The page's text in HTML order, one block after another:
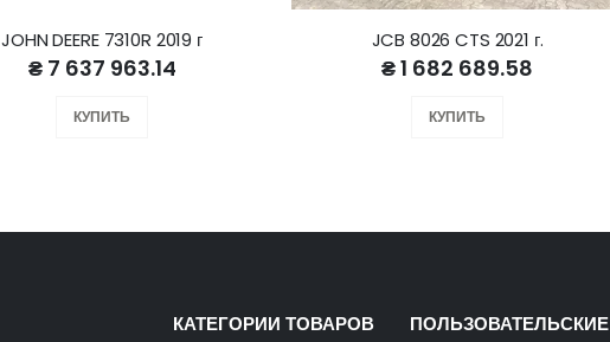
JOHN DEERE 7310R 2019 г
₴ 7 637 963.14
КУПИТЬ
JCB 8026 CTS 2021 г.
₴ 1 682 689.58
КУПИТЬ
КАТЕГОРИИ ТОВАРОВ
ПОЛЬЗОВАТЕЛЬСКИЕ